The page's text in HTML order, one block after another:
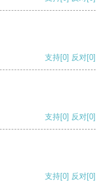
支持[0] 反对[0]
支持[0] 反对[0]
支持[0] 反对[0]